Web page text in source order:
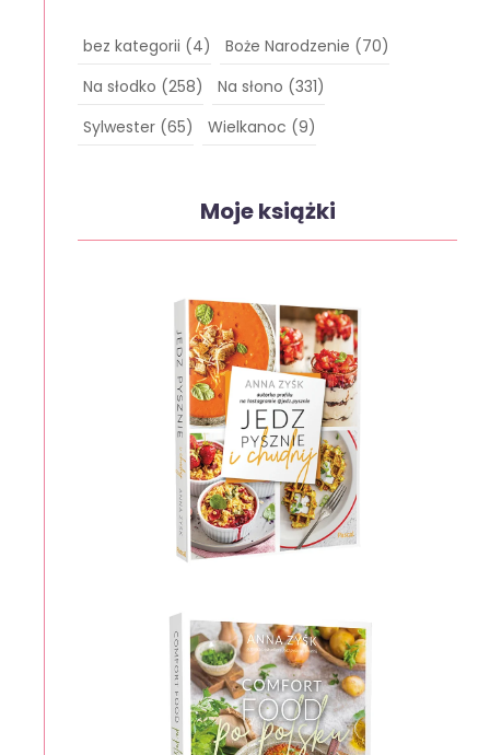
bez kategorii (4) Boże Narodzenie (70)
Na słodko (258) Na słono (331)
Sylwester (65) Wielkanoc (9)
Moje książki